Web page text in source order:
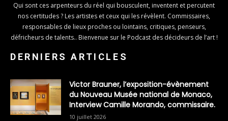
Qui sont ces arpenteurs du réel qui bousculent, inventent et percutent
nos certitudes ? Les artistes et ceux qui les révèlent. Commissaires,
responsables de lieux proches ou lointains, critiques, penseurs,
défricheurs de talents.. Bienvenue sur le Podcast des décideurs de l’art !
DERNIERS ARTICLES
Victor Brauner, l’exposition-évènement
du Nouveau Musée national de Monaco,
Interview Camille Morando, commissaire.
10 juillet 2026